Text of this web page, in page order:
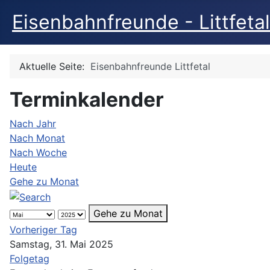
Eisenbahnfreunde -
Aktuelle Seite: Eisenbahnfreunde Littfetal
Terminkalender
Nach Jahr
Nach Monat
Nach Woche
Heute
Gehe zu Monat
Gehe zu Monat
Vorheriger Tag
Samstag, 31. Mai 2025
Folgetag